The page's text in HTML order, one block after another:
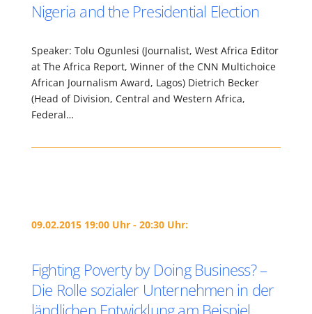
Nigeria and the Presidential Election
Speaker: Tolu Ogunlesi (Journalist, West Africa Editor
at The Africa Report, Winner of the CNN Multichoice
African Journalism Award, Lagos) Dietrich Becker
(Head of Division, Central and Western Africa,
Federal…
09.02.2015 19:00 Uhr - 20:30 Uhr:
Fighting Poverty by Doing Business? –
Die Rolle sozialer Unternehmen in der
ländlichen Entwicklung am Beispiel